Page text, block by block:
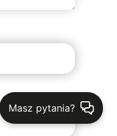
Masz pytania?